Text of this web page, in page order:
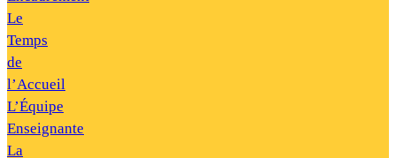
Le
Temps
de
l’Accueil
L’Équipe
Enseignante
La